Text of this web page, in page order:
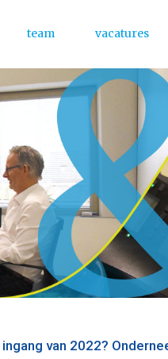
team vacatures
van 2022?